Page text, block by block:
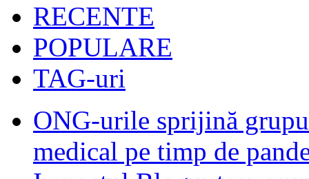
RECENTE
POPULARE
TAG-uri
ONG-urile sprijină
medical pe timp de